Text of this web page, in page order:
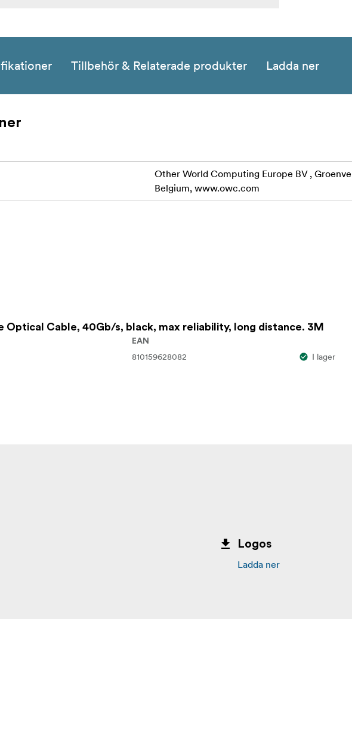
Tillbehör & Relaterade produkter Ladda ner
Other World Computing Europe BV ,
Belgium, www.owc.com
Optical Cable, 40Gb/s, black, max reliability, long distance. 3M
EAN
810159628082 I lager
Logos
Ladda ner